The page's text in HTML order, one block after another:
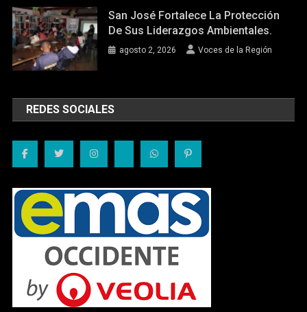
San José Fortalece La Protección
De Sus Liderazgos Ambientales.
agosto 2, 2026 Voces de la Región
REDES SOCIALES